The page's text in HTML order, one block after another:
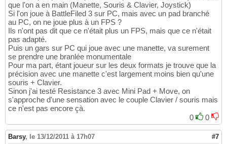
que l'on a en main (Manette, Souris & Clavier, Joystick)
Si l'on joue à BattleFiled 3 sur PC, mais avec un pad branché
au PC, on ne joue plus à un FPS ?
Ils n'ont pas dit que ce n'était plus un FPS, mais que ce n'était
pas adapté.
Puis un gars sur PC qui joue avec une manette, va surement
se prendre une branlée monumentale
Pour ma part, étant joueur sur les deux formats je trouve que la
précision avec une manette c'est largement moins bien qu'une
souris + Clavier.
Sinon j'ai testé Resistance 3 avec Mini Pad + Move, on
s'approche d'une sensation avec le couple Clavier / souris mais
ce n'est pas encore çà.
0
0
Barsy, le 13/12/2011 à 17h07 #7